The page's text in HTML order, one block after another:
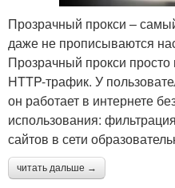
Прозрачный прокси –
даже не прописываются
Прозрачный прокси
HTTP-трафик. У
он работает в интернете
использования:
сайтов в сети
читать дальше →